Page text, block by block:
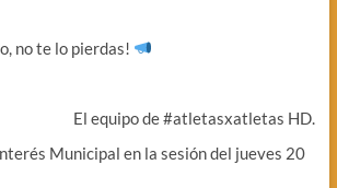
no te lo pierdas!
El equipo de #atletasxatletas HD.
Municipal en la sesión del jueves 20